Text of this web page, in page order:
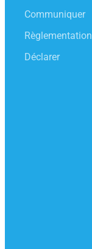
Communiquer
Règlementation
Déclarer